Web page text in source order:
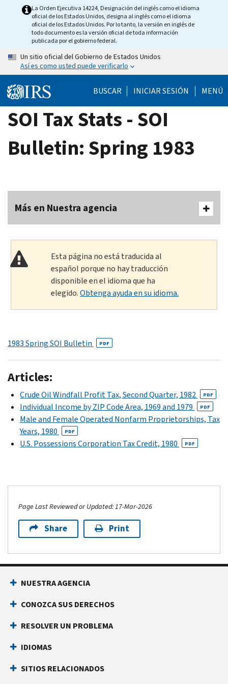
La Orden Ejecutiva 14224, Designación del inglés como el idioma
oficial de los Estados Unidos, designa al inglés como el idioma
oficial de los Estados Unidos. Por lo tanto, la versión en inglés de
todo documento es la versión oficial de toda información
publicada por el gobierno federal.
Un sitio oficial del Gobierno de Estados Unidos
Así es como usted puede verificarlo
BUSCAR INICIAR SESIÓN MENÚ
SOI Tax Stats - SOI
Bulletin: Spring 1983
Más en Nuestra agencia
Esta página no está traducida al
español porque no hay traducción
disponible en el idioma que ha
elegido.Obtenga ayuda en su idioma.
1983 Spring SOI Bulletin PDF
Articles:
Crude Oil Windfall Profit Tax, Second Quarter, 1982 PDF
Individual Income by ZIP Code Area, 1969 and 1979 PDF
Male and Female Operated Nonfarm Proprietorships, Tax
Years, 1980
PDF
U.S. Possessions Corporation Tax Credit, 1980 PDF
Page Last Reviewed or Updated: 17-Mar-2026
Share Print
NUESTRA AGENCIA
CONOZCA SUS DERECHOS
RESOLVER UN PROBLEMA
IDIOMAS
SITIOS RELACIONADOS